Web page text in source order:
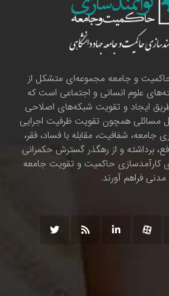
حاکمیت و جامعه مجموعه‌ای متشکل از
علوم انسانی و اجتماعی است که
ایجاد و تقویت شبکه‌های اصلاحی
مسائلی همچون تقویت ظرفیت اجرایی
جامعه، شفافیت، مقابله با فساد، فقر،
برداشته و از رهگذر گسترش حکمرانی
کارآمدسازی حاکمیت و تقویت جامعه
مدنی فراهم آورند.